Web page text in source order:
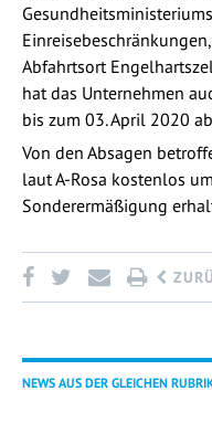
Abfahrtsort
hat das Unternehmen
bis zum 03. April 2020
Von den Absagen
laut A-Rosa kostenlos
Sonderermäßigung
NEWS AUS DER GLEICHEN